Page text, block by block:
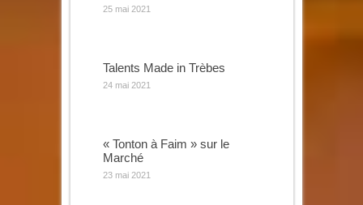
25 mai 2021
Talents Made in Trèbes
24 mai 2021
« Tonton à Faim » sur le
Marché
23 mai 2021